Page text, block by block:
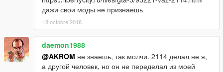
дажи свои моды не признаешь
18 octobre 2018
daemon1988
@AKROM не знаешь, так молчи. 2114 делал не я,
а другой человек, но он не переделал из моей